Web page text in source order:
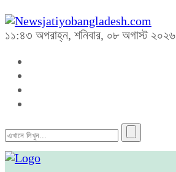
১১:৪৩ অপরাহ্ন, শনিবার, ০৮ অগাস্ট ২০২৬